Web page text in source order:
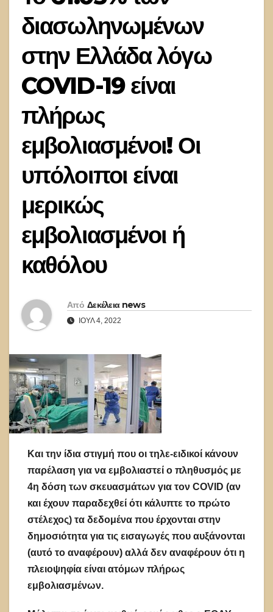
διασωληνωμένων
στην Ελλάδα λόγω
COVID-19 είναι
πλήρως
εμβολιασμένοι! Οι
υπόλοιποι είναι
μερικώς
εμβολιασμένοι ή
καθόλου
Από Δεκέλεια news
ΙΟΎΛ 4, 2022
Και την ίδια στιγμή που οι τηλε-ειδικοί κάνουν
παρέλαση για να εμβολιαστεί ο πληθυσμός με
4η δόση των σκευασμάτων για τον COVID (αν
και έχουν παραδεχθεί ότι κάλυπτε το πρώτο
στέλεχος) τα δεδομένα που έρχονται στην
δημοσιότητα για τις εισαγωγές που αυξάνονται
(αυτό το αναφέρουν) αλλά δεν αναφέρουν ότι η
πλειοψηφία είναι ατόμων πλήρως
εμβολιασμένων.